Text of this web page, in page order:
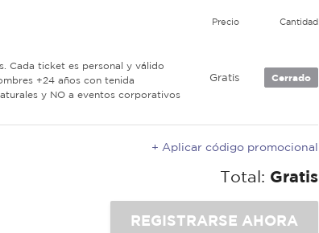
Precio Cantidad
Cada ticket es personal y válido
+24 años con tenida
y NO a eventos corporativos
Gratis Cerrado
+ Aplicar código promocional
Total: Gratis